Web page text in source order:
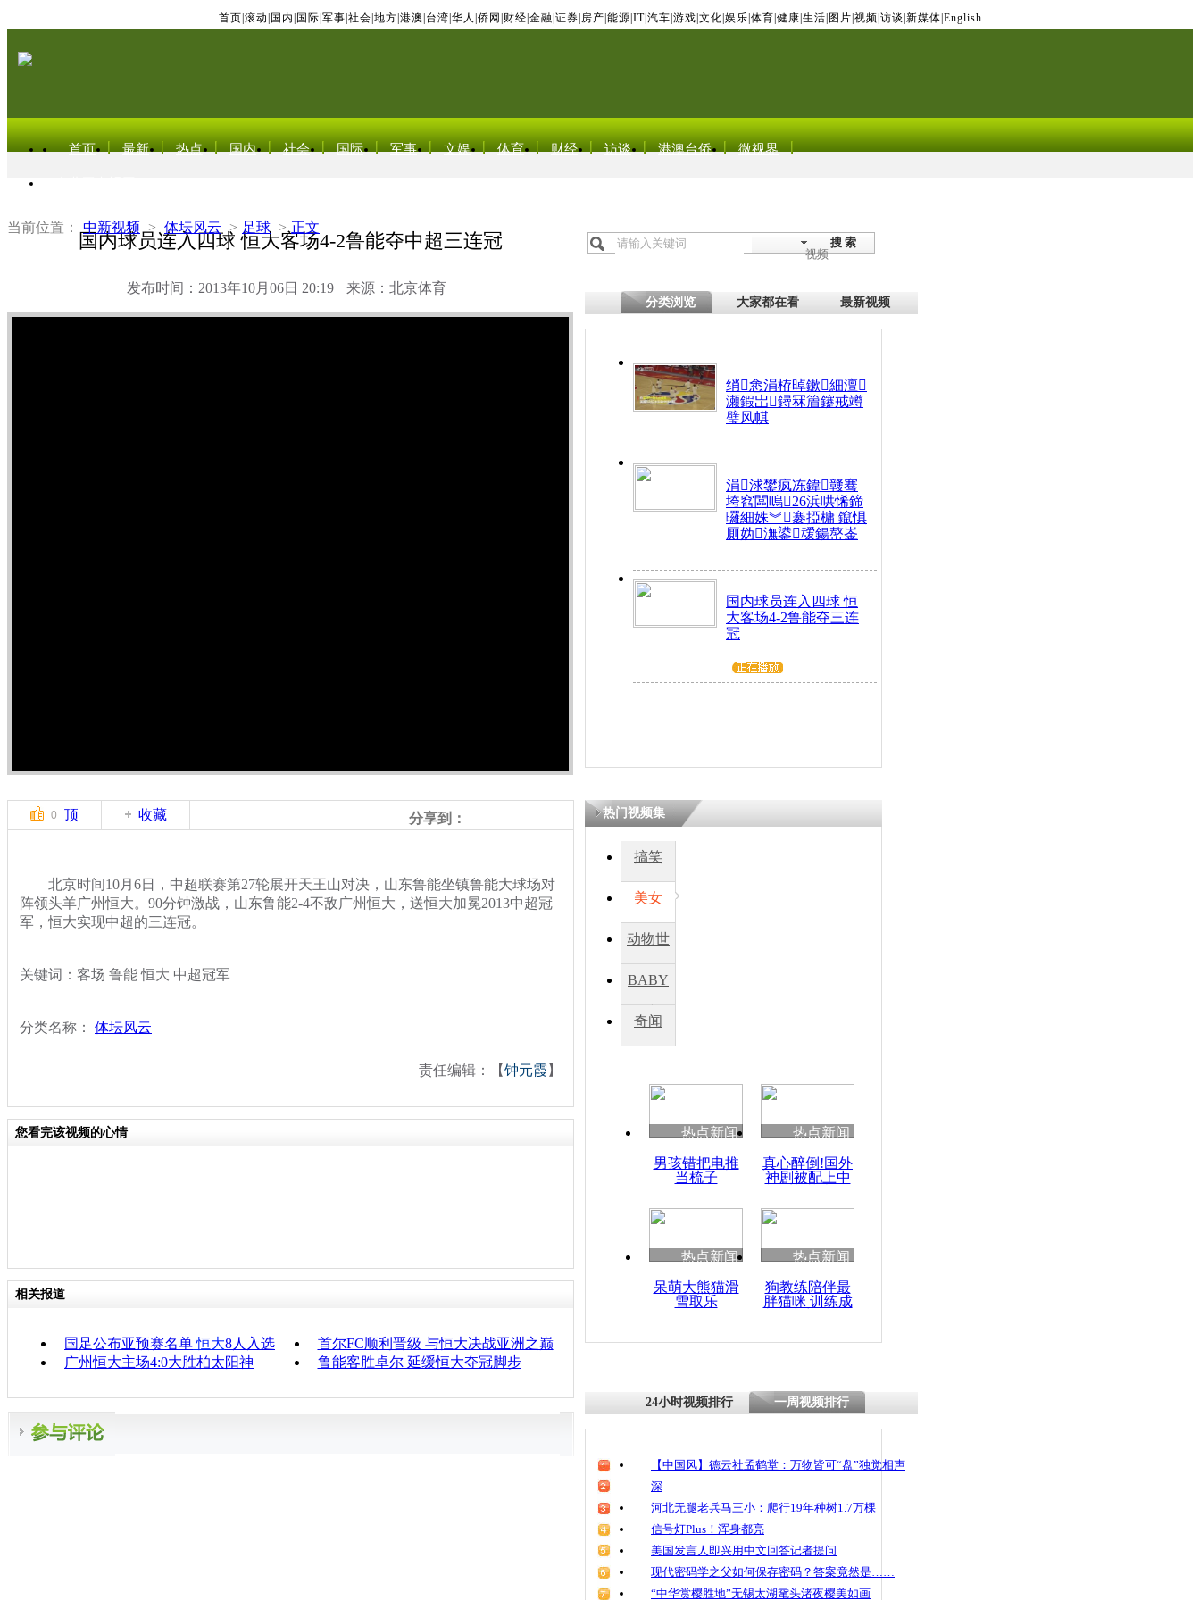
首页 滚动 国内 国际 军事 社会 地方 港澳 台湾 华人 侨网 财经 金融 证券 房产 能源 IT| 汽车 游戏 文化 娱乐 体育 健康 生活 图片 视频 访谈 新媒体 English
首页 最新 热点 国内 社会 国际 军事 文娱 体育 财经 访谈 港澳台侨 微视界
当前位置： 中新视频 > 体坛风云 > 足球 > 正文
国内球员连入四球 恒大客场4-2鲁能夺中超三连冠
发布时间：2013年10月06日 20:19 来源：北京体育
搜 索
视频
分类浏览 大家都在看 最新视频
绡悆涓栫晫鏉細澶
瀬鍜岀鐞冧篃鑳戒竴
璧风帺
涓浗鐢疯冻鍏竷骞
垮窞闆嗚26浜哄悕鍗
曪細姝︾褰掗槦 鑹惧
厠妫潕鍙叆鍚嶅崟
国内球员连入四球 恒
大客场4-2鲁能夺三连
冠
0 顶 收藏 分享到：
北京时间10月6日，中超联赛第27轮展开天王山对决，山东鲁能坐镇鲁能大球场对
阵领头羊广州恒大。90分钟激战，山东鲁能2-4不敌广州恒大，送恒大加冕2013中超冠
军，恒大实现中超的三连冠。
关键词：客场 鲁能 恒大 中超冠军
分类名称： 体坛风云
责任编辑：【钟元霞 】
您看完该视频的心情
相关报道
国足公布亚预赛名单恒大8人入选
首尔FC顺利晋级 与恒大决战亚洲之巅
广州恒大主场4:0大胜柏太阳神
鲁能客胜卓尔 延缓恒大夺冠脚步
热门视频集
搞笑
美女
动物世
BABY
秀
奇闻
热点新闻
男孩错把电推
当梳子
热点新闻
真心醉倒!国外
神剧被配上中
热点新闻
呆萌大熊猫滑
雪取乐
热点新闻
狗教练陪伴最
胖猫咪 训练成
24小时视频排行 一周视频排行
【中国风】德云社孟鹤堂：万物皆可“盘”独觉相声
深
河北无腿老兵马三小：爬行19年种树1.7万棵
信号灯Plus！浑身都亮
美国发言人即兴用中文回答记者提问
现代密码学之父如何保存密码？答案竟然是……
“中华赏樱胜地”无锡太湖鼋头渚夜樱美如画